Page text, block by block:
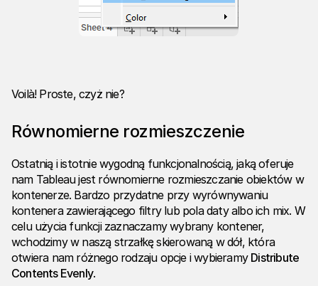
Voilà! Proste, czyż nie?
Równomierne rozmieszczenie
Ostatnią i istotnie wygodną funkcjonalnością, jaką oferuje
nam Tableau jest równomierne rozmieszczanie obiektów w
kontenerze. Bardzo przydatne przy wyrównywaniu
kontenera zawierającego filtry lub pola daty albo ich mix. W
celu użycia funkcji zaznaczamy wybrany kontener,
wchodzimy w naszą strzałkę skierowaną w dół, która
otwiera nam różnego rodzaju opcje i wybieramy Distribute
Contents Evenly.